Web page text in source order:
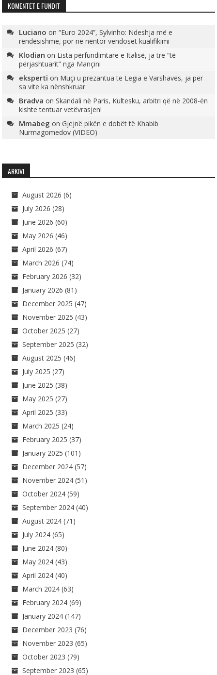
KOMENTET E FUNDIT
Luciano on“Euro 2024”, Sylvinho: Ndeshja më e
rëndësishme, por në nëntor vendoset kualifikimi
Klodian on Lista përfundimtare e Italisë, ja tre “të
përjashtuarit” nga Mançini
eksperti on Muçi u prezantua te Legia e Varshavës, ja për
sa vite ka nënshkruar
Bradva onSkandali në Paris, Kultesku, arbitri që në 2008-ën
kishte tentuar vetëvrasjen!
Mmabeg onGjejnë pikën e dobët të Khabib
Nurmagomedov (VIDEO)
ARKIVI
August 2026 (6)
July 2026 (28)
June 2026 (60)
May 2026 (46)
April 2026 (67)
March 2026 (74)
February 2026 (32)
January 2026 (81)
December 2025 (47)
November 2025 (43)
October 2025 (27)
September 2025 (32)
August 2025 (46)
July 2025 (27)
June 2025 (38)
May 2025 (27)
April 2025 (33)
March 2025 (24)
February 2025 (37)
January 2025 (101)
December 2024 (57)
November 2024 (51)
October 2024 (59)
September 2024 (40)
August 2024 (71)
July 2024 (65)
June 2024 (80)
May 2024 (43)
April 2024 (40)
March 2024 (63)
February 2024 (69)
January 2024 (147)
December 2023 (76)
November 2023 (65)
October 2023 (79)
September 2023 (65)